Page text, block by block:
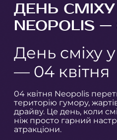
ДЕНЬ
NEOPOLIS
День сміху
— 04 квітня
04 квітня Neopolis
територію гумору,
драйву. Це день, коли
ніж просто гарний
атракціони.